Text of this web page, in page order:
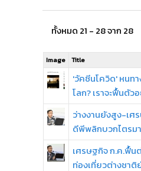
ทั้งหมด 21 - 28 จาก 28
Image Title
'วัคซีนโควิด' หนท
โลก? เราจะฟื้นตัว
ว่างงานยังสูง-เศ
ดีพีพลิกบวกไตรม
เศรษฐกิจ ก.ค.ฟื้น
ท่องเที่ยวต่างชา